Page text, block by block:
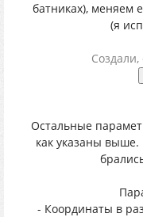
батниках), меняем
(я
Остальные
как указаны
- Координаты в